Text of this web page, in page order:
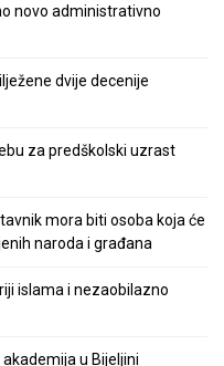
novo administrativno
dvije decenije
za predškolski uzrast
mora biti osoba koja će
naroda i građana
islama i nezaobilazno
u Bijeljini